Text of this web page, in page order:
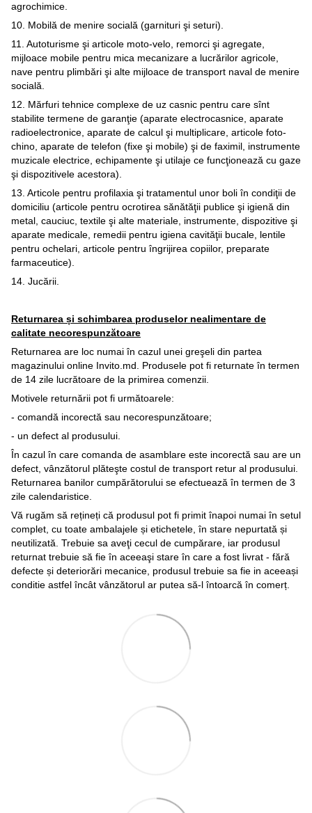
agrochimice.
10. Mobilă de menire socială (garnituri şi seturi).
11. Autoturisme şi articole moto-velo, remorci şi agregate,
mijloace mobile pentru mica mecanizare a lucrărilor agricole,
nave pentru plimbări şi alte mijloace de transport naval de menire
socială.
12. Mărfuri tehnice complexe de uz casnic pentru care sînt
stabilite termene de garanţie (aparate electrocasnice, aparate
radioelectronice, aparate de calcul şi multiplicare, articole foto-
chino, aparate de telefon (fixe şi mobile) şi de faximil, instrumente
muzicale electrice, echipamente şi utilaje ce funcţionează cu gaze
şi dispozitivele acestora).
13. Articole pentru profilaxia şi tratamentul unor boli în condiţii de
domiciliu (articole pentru ocrotirea sănătăţii publice şi igienă din
metal, cauciuc, textile şi alte materiale, instrumente, dispozitive şi
aparate medicale, remedii pentru igiena cavităţii bucale, lentile
pentru ochelari, articole pentru îngrijirea copiilor, preparate
farmaceutice).
14. Jucării.
Returnarea și schimbarea produselor nealimentare de
calitate necorespunzătoare
Returnarea are loc numai în cazul unei greşeli din partea
magazinului online Invito.md. Produsele pot fi returnate în termen
de 14 zile lucrătoare de la primirea comenzii.
Motivele returnării pot fi următoarele:
- comandă incorectă sau necorespunzătoare;
- un defect al produsului.
În cazul în care comanda de asamblare este incorectă sau are un
defect, vânzătorul plăteşte costul de transport retur al produsului.
Returnarea banilor cumpărătorului se efectuează în termen de 3
zile calendaristice.
Vă rugăm să rețineți că produsul pot fi primit înapoi numai în setul
complet, cu toate ambalajele și etichetele, în stare nepurtată și
neutilizată. Trebuie sa aveţi cecul de cumpărare, iar produsul
returnat trebuie să fie în aceeaşi stare în care a fost livrat - fără
defecte și deteriorări mecanice, produsul trebuie sa fie in aceeași
conditie astfel încât vânzătorul ar putea să-l întoarcă în comerț.